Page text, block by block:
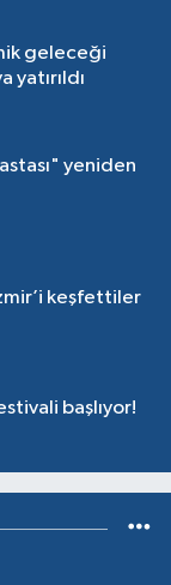
geleceği
yatırıldı
yeniden
keşfettiler
başlıyor!